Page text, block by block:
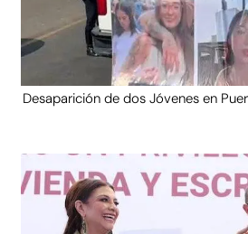
Desaparición de dos Jóvenes en